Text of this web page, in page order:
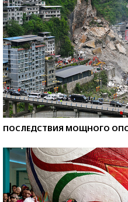
ПОСЛЕДСТВИЯ МОЩНОГО